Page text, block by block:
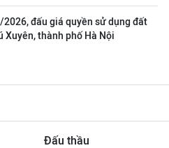
2026, đấu giá quyền sử dụng đất
Xuyên, thành phố Hà Nội
Đấu thầu